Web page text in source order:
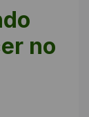
no